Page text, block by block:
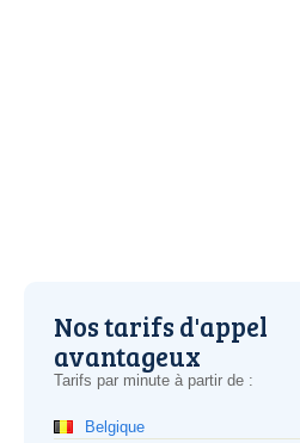
Nos tarifs d'appel
avantageux
Tarifs par minute à partir de :
Belgique